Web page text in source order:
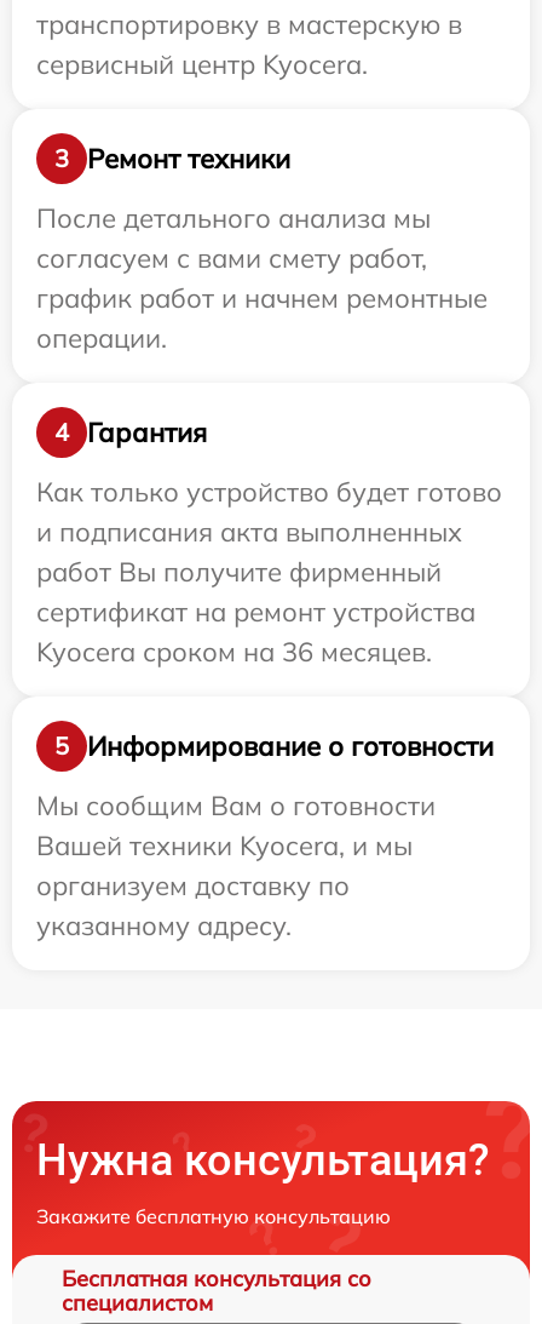
транспортировку в мастерскую в
сервисный центр Kyocera.
3
Ремонт техники
После детального анализа мы
согласуем с вами смету работ,
график работ и начнем ремонтные
операции.
4
Гарантия
Как только устройство будет готово
и подписания акта выполненных
работ Вы получите фирменный
сертификат на ремонт устройства
Kyocera сроком на 36 месяцев.
5
Информирование о готовности
Мы сообщим Вам о готовности
Вашей техники Kyocera, и мы
организуем доставку по
указанному адресу.
Нужна консультация?
Закажите бесплатную консультацию
Бесплатная консультация со
специалистом